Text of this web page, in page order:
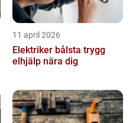
11 april 2026
Elektriker bålsta trygg
elhjälp nära dig